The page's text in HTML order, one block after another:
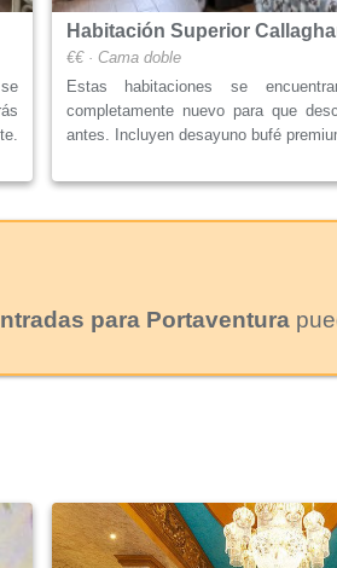
Habitación Superior
€€ · Cama doble
Estas habitaciones se
completamente nuevo para que
antes. Incluyen desayuno bufé
para Portaventura